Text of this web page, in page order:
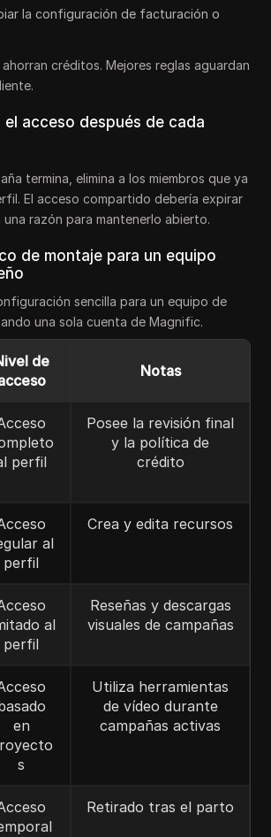
la configuración de facturación o
créditos. Mejores reglas aguardan
el acceso después de cada
termina, elimina a los miembros que ya
El acceso compartido debería expirar
una razón para mantenerlo abierto.
de montaje para un equipo
sencilla para un equipo de
una sola cuenta de Magnific.
de
Notas
perfil
Posee la revisión final
y la política de
crédito
al
perfil
Crea y edita recursos
al
perfil
Reseñas y descargas
visuales de campañas
en
s
Utiliza herramientas
de vídeo durante
campañas activas
Retirado tras el parto